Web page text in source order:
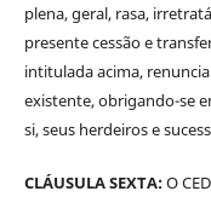
plena, geral, rasa,
presente cessão e
intitulada acima,
existente, obrigando-se
si, seus herdeiros e
CLÁUSULA SEXTA:O